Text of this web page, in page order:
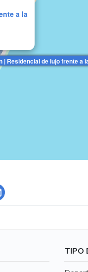
| Residencial de lujo frente a
a la
la
TIPO